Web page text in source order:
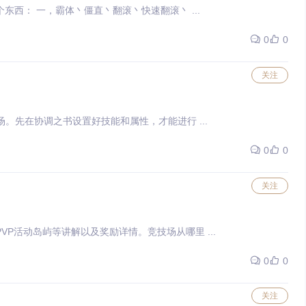
作者：你好石头 这里先要接触PVP我们需要知道的几个东西： 一，霸体丶僵直丶翻滚丶快速翻滚丶 ...
0 0
关注
之证战场。先在协调之书设置好技能和属性，才能进行 ...
0 0
关注
屿，PVP活动岛屿等讲解以及奖励详情。竞技场从哪里 ...
0 0
关注